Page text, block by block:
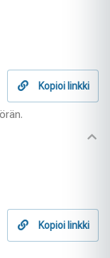
Kopioi linkki
Kopioi linkki